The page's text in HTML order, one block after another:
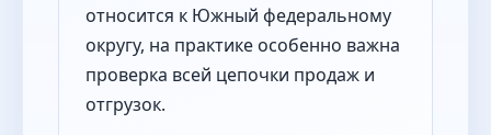
относится к Южный федеральному
округу, на практике особенно важна
проверка всей цепочки продаж и
отгрузок.